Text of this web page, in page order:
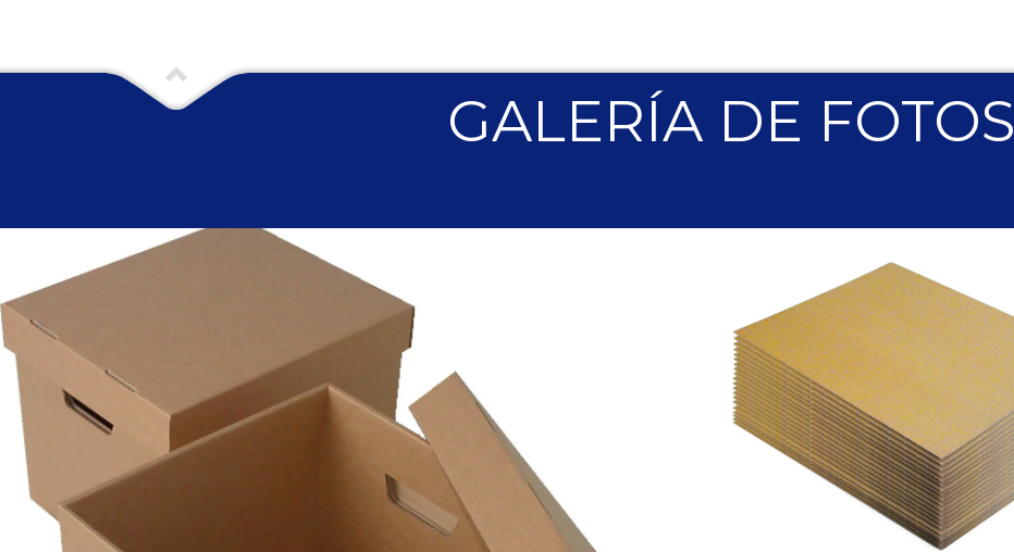
GALERÍA DE FOTOS